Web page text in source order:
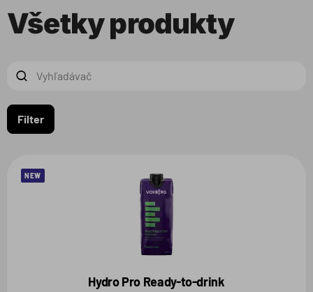
Všetky produkty
Filter
NEW
Hydro Pro Ready-to-drink